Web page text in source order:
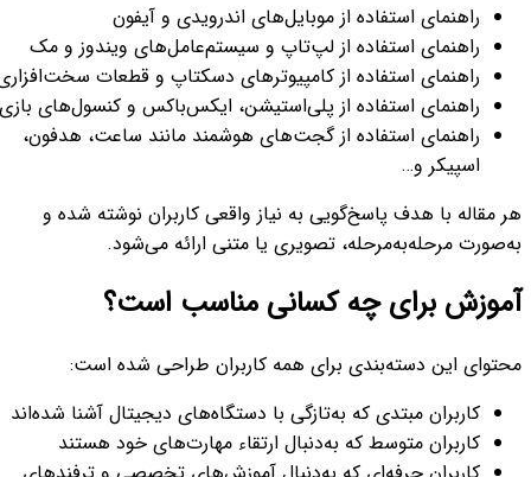
راهنمای استفاده از موبایل‌های اندرویدی و آیفون
راهنمای استفاده از لپ‌تاپ و سیستم‌عامل‌های ویندوز و مک
راهنمای استفاده از کامپیوترهای دسکتاپ و قطعات سخت‌افزاری
راهنمای استفاده از پلی‌استیشن، ایکس‌باکس و کنسول‌های بازی
راهنمای استفاده از گجت‌های هوشمند مانند ساعت، هدفون،
اسپیکر و…
مقاله با هدف پاسخ‌گویی به نیاز واقعی کاربران نوشته شده و
مرحله‌به‌مرحله، تصویری یا متنی ارائه می‌شود.
برای چه کسانی مناسب است؟
این دسته‌بندی برای همه کاربران طراحی شده است:
کاربران مبتدی که به‌تازگی با دستگاه‌های دیجیتال آشنا شده‌اند
کاربران متوسط که به‌دنبال ارتقاء مهارت‌های خود هستند